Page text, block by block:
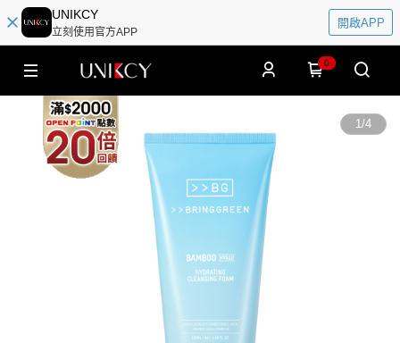
UNIKCY
立刻使用官方APP
開啟APP
0
1/4